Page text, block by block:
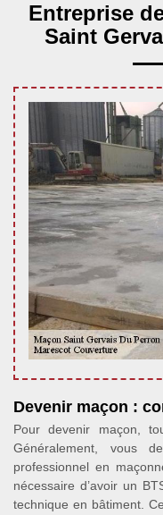
Entreprise
Saint
Devenir maçon :
Pour devenir maçon,
Généralement, vous
professionnel en
nécessaire d’avoir un
technique en bâtiment.